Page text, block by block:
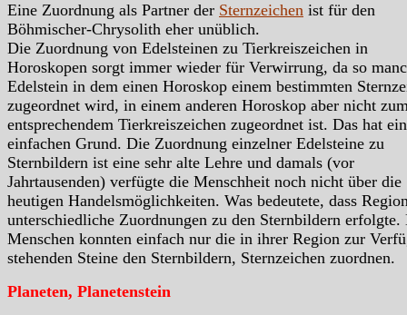
Eine Zuordnung als Partner der Sternzeichen ist für den
Böhmischer-Chrysolith eher unüblich.
Die Zuordnung von Edelsteinen zu Tierkreiszeichen in
Horoskopen sorgt immer wieder für Verwirrung, da so
Edelstein in dem einen Horoskop einem bestimmten
zugeordnet wird, in einem anderen Horoskop aber nicht
entsprechendem Tierkreiszeichen zugeordnet ist. Das hat
einfachen Grund. Die Zuordnung einzelner Edelsteine zu
Sternbildern ist eine sehr alte Lehre und damals (vor
Jahrtausenden) verfügte die Menschheit noch nicht über die
heutigen Handelsmöglichkeiten. Was bedeutete, dass
unterschiedliche Zuordnungen zu den Sternbildern erfolgte.
Menschen konnten einfach nur die in ihrer Region zur
stehenden Steine den Sternbildern, Sternzeichen zuordnen.
Planeten, Planetenstein